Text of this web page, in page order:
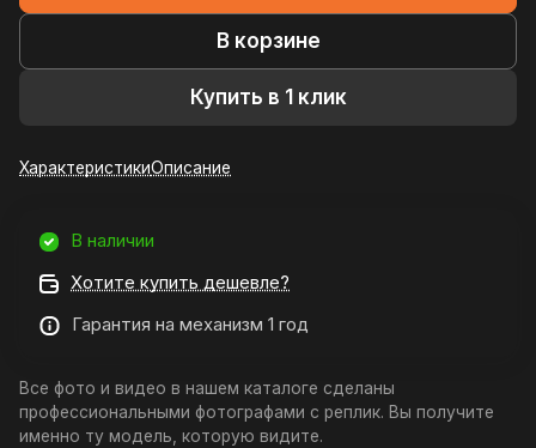
В корзине
Купить в 1 клик
ХарактеристикиОписание
В наличии
Хотите купить дешевле?
Гарантия на механизм 1 год
Все фото и видео в нашем каталоге сделаны
профессиональными фотографами с реплик. Вы получите
именно ту модель, которую видите.